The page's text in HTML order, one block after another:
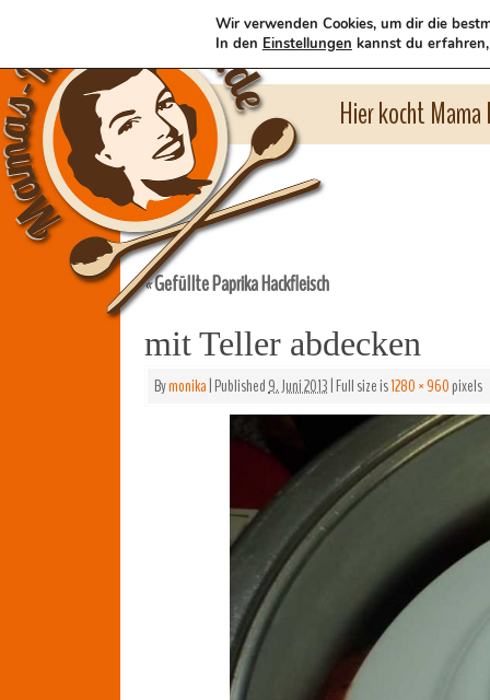
Hier kocht
«Gefüllte Paprika Hackfleisch
mit Teller abdecken
Bymonika|Published9. Juni 2013|Full size is1280 × 960pixels
Wir verwenden Cookies, um dir die
In den Einstellungen kannst du